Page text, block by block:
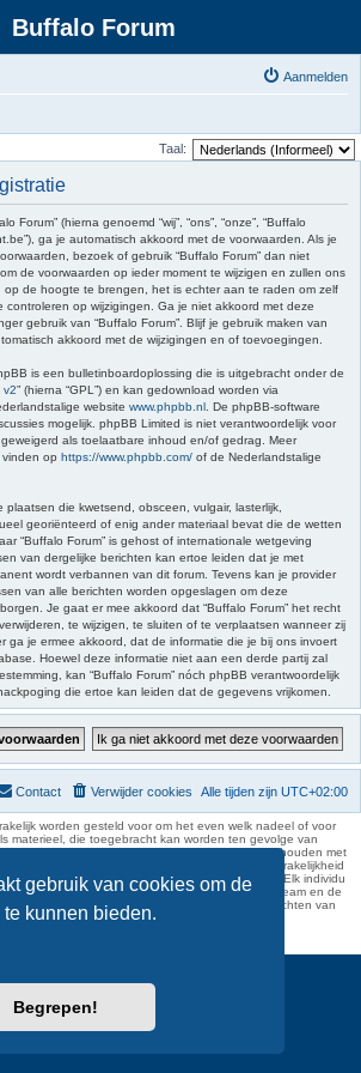
gebruik van cookies om de
kunnen bieden.
Begrepen!
Buffalo Forum
Aanmelden
Taal:
Forum” (hierna genoemd “wij”, “ons”, “onze”, “Buffalo
ga je automatisch akkoord met de voorwaarden. Als je
bezoek of gebruik “Buffalo Forum” dan niet
de voorwaarden op ieder moment te wijzigen en zullen ons
op de hoogte te brengen, het is echter aan te raden om zelf
controleren op wijzigingen. Ga je niet akkoord met deze
gebruik van “Buffalo Forum”. Blijf je gebruik maken van
akkoord met de wijzigingen en of toevoegingen.
is een bulletinboardoplossing die is uitgebracht onder de
v2” (hierna “GPL”) en kan gedownload worden via
website www.phpbb.nl . De phpBB-software
mogelijk. phpBB Limited is niet verantwoordelijk voor
als toelaatbare inhoud en/of gedrag. Meer
op https://www.phpbb.com/ of de Nederlandstalige
die kwetsend, obsceen, vulgair, lasterlijk,
georiënteerd of enig ander materiaal bevat die de wetten
“Buffalo Forum” is gehost of internationale wetgeving
van dergelijke berichten kan ertoe leiden dat je met
wordt verbannen van dit forum. Tevens kan je provider
van alle berichten worden opgeslagen om deze
Je gaat er mee akkoord dat “Buffalo Forum” het recht
te wijzigen, te sluiten of te verplaatsen wanneer zij
ga je ermee akkoord, dat de informatie die je bij ons invoert
Hoewel deze informatie niet aan een derde partij zal
kan “Buffalo Forum” nóch phpBB verantwoordelijk
die ertoe kan leiden dat de gegevens vrijkomen.
Alle tijden zijn UTC+02:00
Verwijder cookies
Contact
worden gesteld voor om het even welk nadeel of voor
materieel, die toegebracht kan worden ten gevolge van
die rechtstreeks of onrechtstreeks verband houden met
van KAA Gent. Deze ontheffing van aansprakelijkheid
waarvan KAA Gent zich volledig distantieert. Elk individu
zijn uitlatingen op het Buffalo Forum. Ook het webteam en de
gesteld worden voor de inhoud van berichten van
gebruikers.